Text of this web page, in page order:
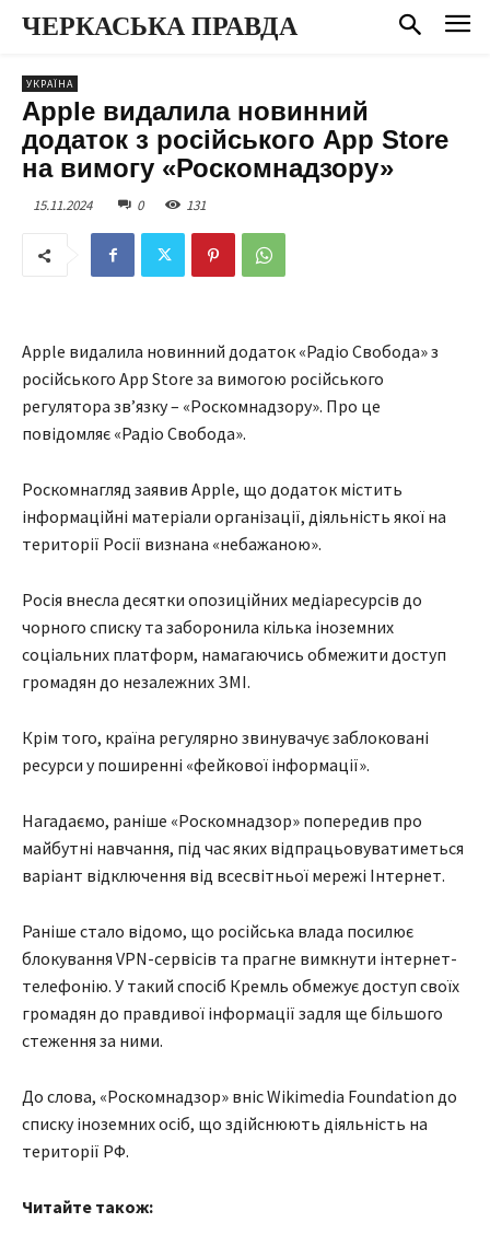
ЧЕРКАСЬКА ПРАВДА
УКРАЇНА
Apple видалила новинний
додаток з російського App Store
на вимогу «Роскомнадзору»
15.11.2024 0 131
Apple видалила новинний додаток «Радіо Свобода» з
російського App Store за вимогою російського
регулятора зв’язку – «Роскомнадзору». Про це
повідомляє «Радіо Свобода».
Роскомнагляд заявив Apple, що додаток містить
інформаційні матеріали організації, діяльність якої на
території Росії визнана «небажаною».
Росія внесла десятки опозиційних медіаресурсів до
чорного списку та заборонила кілька іноземних
соціальних платформ, намагаючись обмежити доступ
громадян до незалежних ЗМІ.
Крім того, країна регулярно звинувачує заблоковані
ресурси у поширенні «фейкової інформації».
Нагадаємо, раніше «Роскомнадзор» попередив про
майбутні навчання, під час яких відпрацьовуватиметься
варіант відключення від всесвітньої мережі Інтернет.
Раніше стало відомо, що російська влада посилює
блокування VPN-сервісів та прагне вимкнути інтернет-
телефонію. У такий спосіб Кремль обмежує доступ своїх
громадян до правдивої інформації задля ще більшого
стеження за ними.
До слова, «Роскомнадзор» вніс Wikimedia Foundation до
списку іноземних осіб, що здійснюють діяльність на
території РФ.
Читайте також: